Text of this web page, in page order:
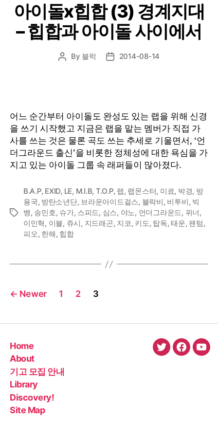
아이돌x힙합 (3) 경계지대
– 힙합과 아이돌 사이에서
Post
By 블럭
Post2014-08-14
어느 순간부터 아이돌도 완성도 있는 랩을 위해 신경
을 쓰기 시작했고 지금은 랩을 맡는 멤버가 직접 가
사를 쓰는 것은 물론 곡도 쓰는 추세로 기울면서, ‘언
더그라운드 출신’을 비롯한 정체성에 대한 욕심을 가
지고 있는 아이돌 그룹 속 래퍼들이 많아졌다.
Tags
B.A.P, EXID, LE, M.I.B, T.O.P, 랩, 랩몬스터, 미료, 박경, 방
용국, 방탄소년단, 브라운아이드걸스, 블락비, 비투비, 빅
뱅, 송민호, 슈가, 스피드, 심스, 야노, 언더그라운드, 위너,
이민혁, 이블, 쥬시, 지드래곤, 지코, 키도, 탑독,태운, 팬텀,
피오, 한해, 힙합
Posts
← Newer 1 2 3
Home
About
기고 모집 안내
Library
Discovery!
Site Map
twitter